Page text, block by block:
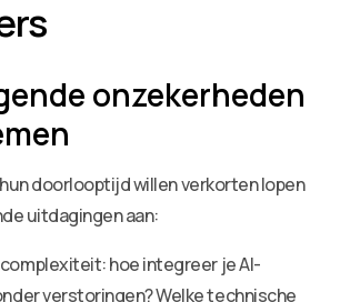
onzekerheden
doorlooptijd willen verkorten lopen
uitdagingen aan:
hoe integreer je AI-
verstoringen? Welke technische